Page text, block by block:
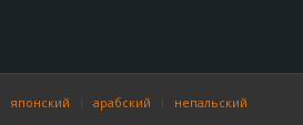
японский арабский непальский